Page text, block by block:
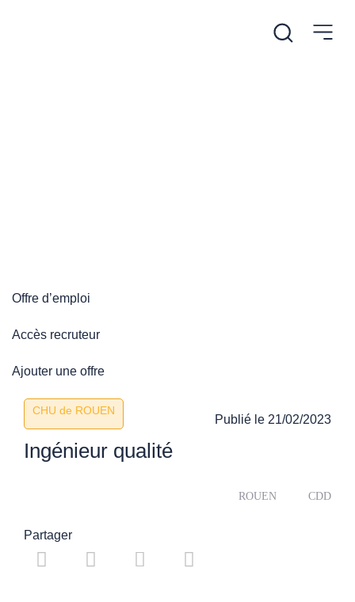
Offre d’emploi
Accès recruteur
Ajouter une offre
CHU de ROUEN
Publié le 21/02/2023
Ingénieur qualité
ROUEN CDD
Partager